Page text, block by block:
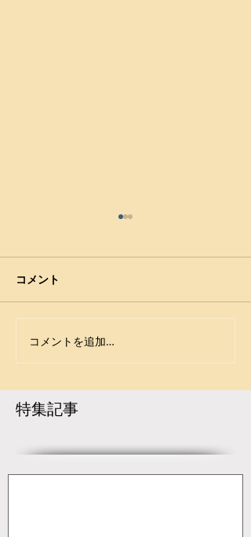
宇城アローレスリングク
学生レスリング選手権大
会】
コメント
コメントを追加…
特集記事